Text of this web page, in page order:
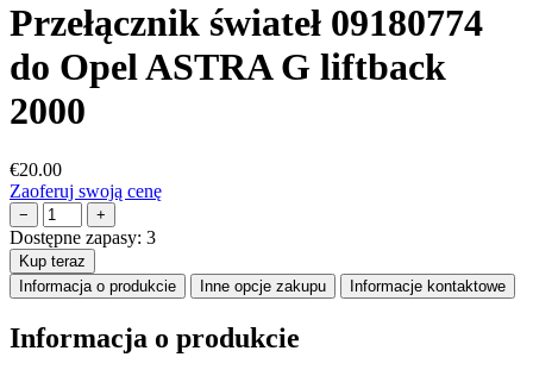
Przełącznik świateł 09180774
do Opel ASTRA G liftback
2000
€20.00
Zaoferuj swoją cenę
− +
Dostępne zapasy: 3
Kup teraz
Informacja o produkcie
Inne opcje zakupu Informacje kontaktowe
Informacja o produkcie